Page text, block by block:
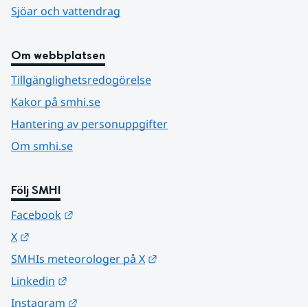
Sjöar och vattendrag
Om webbplatsen
Tillgänglighetsredogörelse
Kakor på smhi.se
Hantering av personuppgifter
Om smhi.se
Följ SMHI
Facebook
X
SMHIs meteorologer på X
Linkedin
Instagram